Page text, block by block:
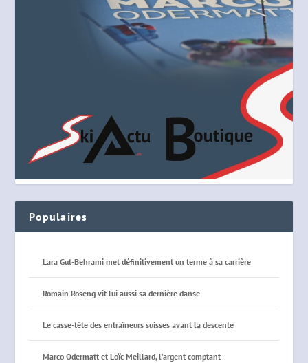
Populaires
Lara Gut-Behrami met définitivement un terme à sa carrière
Romain Roseng vit lui aussi sa dernière danse
Le casse-tête des entraîneurs suisses avant la descente
Marco Odermatt et Loïc Meillard, l’argent comptant